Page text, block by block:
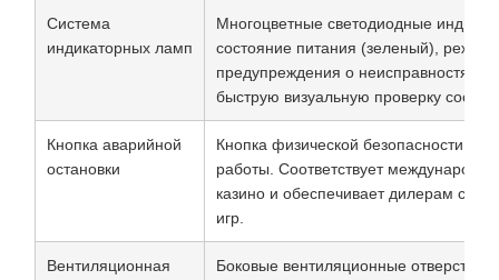
Система
индикаторных ламп
Многоцветные светодиодные
состояние питания (зеленый), режим
предупреждения о неисправностях
быструю визуальную проверку
Кнопка аварийной
остановки
Кнопка физической безопасности
работы. Соответствует
казино и обеспечивает дилерам
игр.
Вентиляционная
Боковые вентиляционные отверстия